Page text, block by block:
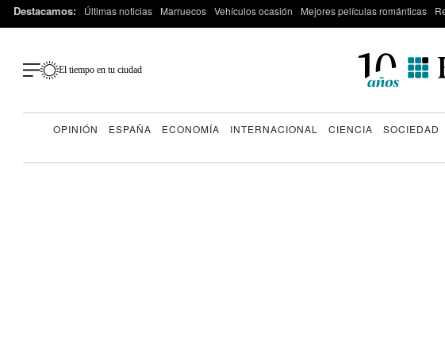
Destacamos: Últimas noticias Marruecos Vehículos ocasión Mejores películas románticas
El tiempo en tu ciudad
OPINIÓN ESPAÑA ECONOMÍA INTERNACIONAL CIENCIA SOCIEDAD